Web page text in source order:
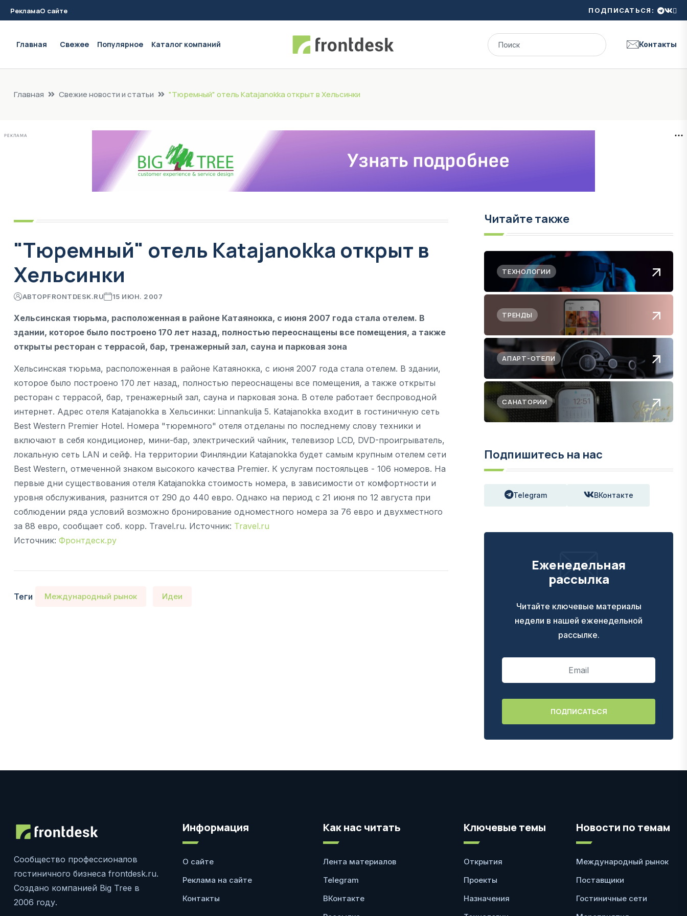
РекламаО сайте ПОДПИСАТЬСЯ:
Главная Свежее Популярное Каталог компаний Контакты
Главная Свежие новости и статьи "Тюремный" отель Katajanokka открыт в Хельсинки
РЕКЛАМА
"Тюремный" отель Katajanokka открыт в
Хельсинки
АВТОРFRONTDESK.RU 15 ИЮН. 2007
Хельсинская тюрьма, расположенная в районе Катаянокка, с июня 2007 года стала отелем. В
здании, которое было построено 170 лет назад, полностью переоснащены все помещения, а также
открыты ресторан с террасой, бар, тренажерный зал, сауна и парковая зона
Хельсинская тюрьма, расположенная в районе Катаянокка, с июня 2007 года стала отелем. В здании,
которое было построено 170 лет назад, полностью переоснащены все помещения, а также открыты
ресторан с террасой, бар, тренажерный зал, сауна и парковая зона. В отеле работает беспроводной
интернет. Адрес отеля Katajanokka в Хельсинки: Linnankulja 5. Katajanokka входит в гостиничную сеть
Best Western Premier Hotel. Номера "тюремного" отеля отделаны по последнему слову техники и
включают в себя кондиционер, мини-бар, электрический чайник, телевизор LCD, DVD-проигрыватель,
локальную сеть LAN и сейф. На территории Финляндии Katajanokka будет самым крупным отелем сети
Best Western, отмеченной знаком высокого качества Premier. К услугам постояльцев - 106 номеров. На
первые дни существования отеля Katajanokka стоимость номера, в зависимости от комфортности и
уровня обслуживания, разнится от 290 до 440 евро. Однако на период с 21 июня по 12 августа при
соблюдении ряда условий возможно бронирование одноместного номера за 76 евро и двухместного
за 88 евро, сообщает соб. корр. Travel.ru. Источник: Travel.ru
Источник: Фронтдеск.ру
Теги Международный рынок Идеи
Читайте также
ТЕХНОЛОГИИ
ТРЕНДЫ
АПАРТ-ОТЕЛИ
САНАТОРИИ
Подпишитесь на нас
Telegram ВКонтакте
Еженедельная
рассылка
Читайте ключевые материалы
недели в нашей еженедельной
рассылке.
Сообщество профессионалов
гостиничного бизнеса frontdesk.ru.
Создано компанией Big Tree в
2006 году.
Информация
О сайте
Реклама на сайте
Контакты
Как нас читать
Лента материалов
Telegram
ВКонтакте
Ключевые темы
Открытия
Проекты
Назначения
Новости по темам
Международный рынок
Поставщики
Гостиничные сети